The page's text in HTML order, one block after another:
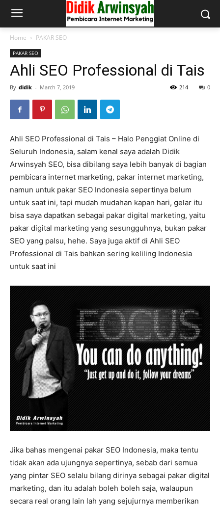
Home PAKAR SEO
PAKAR SEO
Ahli SEO Professional di Tais
By didik - March 7, 2019 0
214
Ahli SEO Professional di Tais – Halo Penggiat Online di
Seluruh Indonesia, salam kenal saya adalah Didik
Arwinsyah SEO, bisa dibilang saya lebih banyak di bagian
pembicara internet marketing, pakar internet marketing,
namun untuk pakar SEO Indonesia sepertinya belum
untuk saat ini, tapi mudah mudahan kapan hari, gelar itu
bisa saya dapatkan sebagai pakar digital marketing, yaitu
pakar digital marketing yang sesungguhnya, bukan pakar
SEO yang palsu, hehe. Saya juga aktif di Ahli SEO
Professional di Tais bahkan sering keliling Indonesia
untuk saat ini
Jika bahas mengenai pakar SEO Indonesia, maka tentu
tidak akan ada ujungnya sepertinya, sebab dari semua
yang pintar SEO selalu bilang dirinya sebagai pakar digital
marketing, dan itu adalah boleh boleh saja, walaupun
secara real orang lain lah yang sejujurnya memberikan